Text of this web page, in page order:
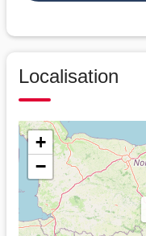
Localisation
+
−